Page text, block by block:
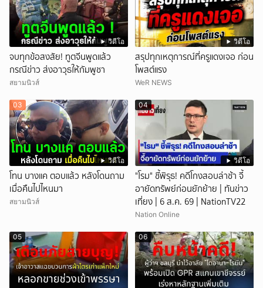
วิดีโอ
จบทุกข้อสงสัย! ทูตจีนพูดแล้ว
กรณีข่าว ส่งอาวุธให้กัมพูชา
สยามนิวส์
วิดีโอ
สรุปทุกเหตุการณ์ที่ครูแดงเจอ ก่อน
โพสต์แรง
WeR NEWS
วิดีโอ
03
โทน บางแค ตอบแล้ว หลังโดนถาม
เมื่อคืนไปไหนมา
สยามนิวส์
วิดีโอ
04
"โรม" ชี้พิรุธ! คดีโกงสอบล่าช้า จี้
อายัดทรัพย์ก่อนยักย้าย | ทันข่าว
เที่ยง | 6 ส.ค. 69 | NationTV22
Nation Online
05 06